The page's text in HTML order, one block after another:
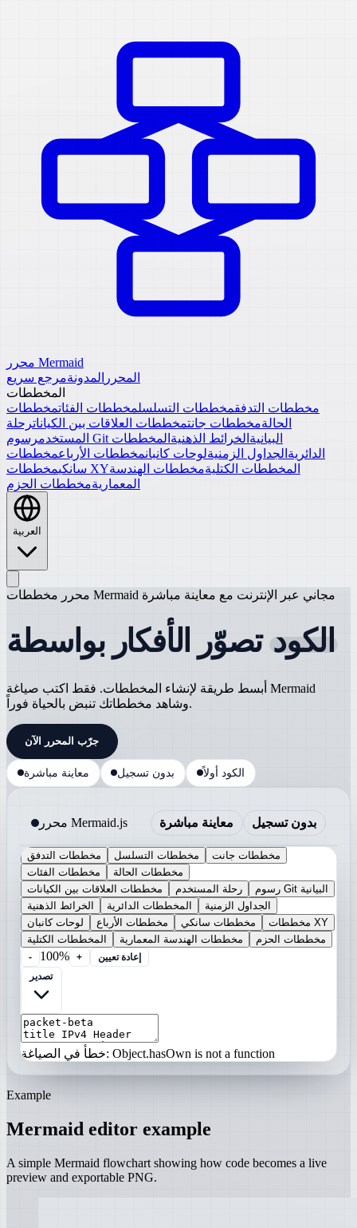
محرر Mermaid
المحرر المدونةمرجع سريع
المخططات
مخططات التدفقمخططات التسلسلمخططات الفئاتمخططات
الحالةمخططات جانتمخططات العلاقات بين الكياناترحلة
المستخدم
رسوم Git البيانية الخرائط الذهنية المخططات
الدائرية الجداول الزمنيةلوحات كانبانمخططات الأرباعمخططات
سانكي مخططات XY المخططات الكتليةمخططات الهندسة
المعماريةمخططات الحزم
العربية
محرر مخططات Mermaid مجاني عبر الإنترنت مع معاينة مباشرة
تصوّر الأفكار بواسطة الكود
أبسط طريقة لإنشاء المخططات. فقط اكتب صياغة Mermaid
وشاهد مخططاتك تنبض بالحياة فوراً.
جرّب المحرر الآن
معاينة مباشرة بدون تسجيل الكود أولاً
محرر Mermaid.js معاينة مباشرة بدون تسجيل
مخططات التدفق مخططات التسلسل
مخططات جانت
مخططات الفئات
مخططات الحالة
مخططات العلاقات بين الكيانات
رحلة المستخدم
رسوم Git البيانية
الخرائط الذهنية
المخططات الدائرية
الجداول الزمنية
لوحات كانبان
مخططات الأرباع مخططات سانكي
مخططات XY
المخططات الكتلية
مخططات الهندسة المعمارية مخططات الحزم
- 100% +
إعادة تعيين
تصدير
خطأ في الصياغة: Object.hasOwn is not a function
Example
Mermaid editor example
A simple Mermaid flowchart showing how code becomes a live
preview and exportable PNG.